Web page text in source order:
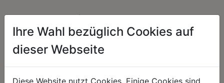
Herzenssache:
Ihre Wahl bezüglich Cookies auf
dieser Webseite
Diese Website nutzt Cookies. Einige Cookies sind